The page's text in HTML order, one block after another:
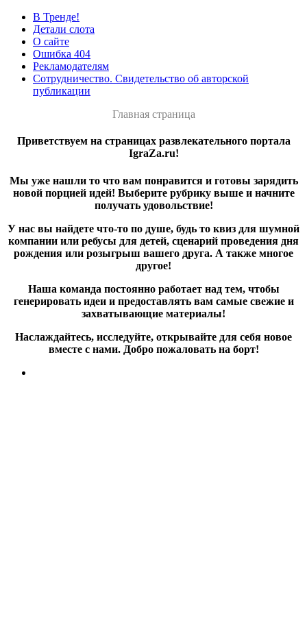
В Тренде!
Детали слота
О сайте
Ошибка 404
Рекламодателям
Сотрудничество. Свидетельство об авторской
публикации
Главная страница
Приветствуем на страницах развлекательного портала
IgraZa.ru!
Мы уже нашли то что вам понравится и готовы зарядить
новой порцией идей! Выберите рубрику выше и начните
получать удовольствие!
У нас вы найдете что-то по душе, будь то квиз для шумной
компании или ребусы для детей, сценарий проведения дня
рождения или розыгрыш вашего друга. А также многое
другое!
Наша команда постоянно работает над тем, чтобы
генерировать идеи и предоставлять вам самые свежие и
захватывающие материалы!
Наслаждайтесь, исследуйте, открывайте для себя новое
вместе с нами. Добро пожаловать на борт!